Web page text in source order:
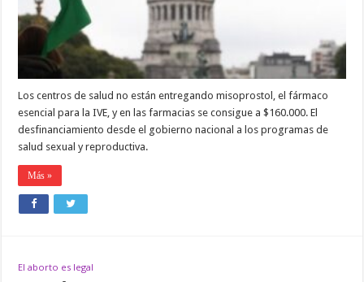
Los centros de salud no están entregando misoprostol, el fármaco
esencial para la IVE, y en las farmacias se consigue a $160.000. El
desfinanciamiento desde el gobierno nacional a los programas de
salud sexual y reproductiva.
Más »
El aborto es legal